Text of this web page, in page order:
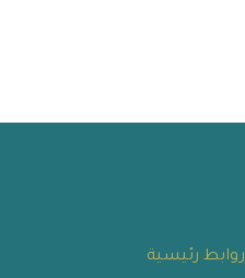
روابط رئيسية